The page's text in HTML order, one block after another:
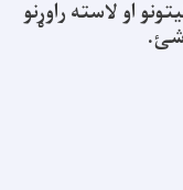
او لاسته راوړنو
شئ.